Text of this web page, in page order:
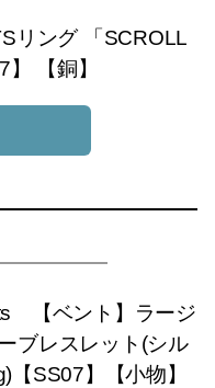
リング 「SCROLL
【銅】
【ベント】ラージ
ブレスレット(シル
SS07】【小物】